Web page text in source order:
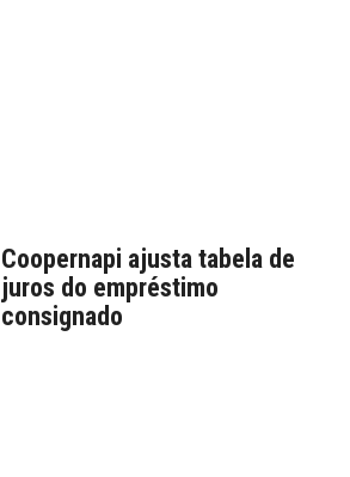
Coopernapi ajusta tabela de
juros do empréstimo
consignado